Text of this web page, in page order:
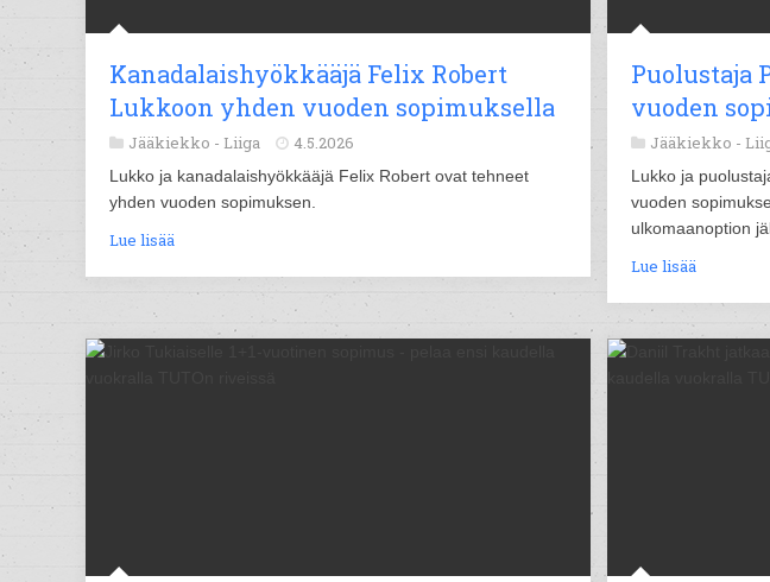
Kanadalaishyökkääjä Felix Robert
Lukkoon yhden vuoden sopimuksella
Jääkiekko - Liiga 4.5.2026
Lukko ja kanadalaishyökkääjä Felix Robert ovat tehneet
yhden vuoden sopimuksen.
Lue lisää
Puolustaja
vuoden
Jääkiekko -
Lukko ja
vuoden
ulkomaanoption
Lue lisää